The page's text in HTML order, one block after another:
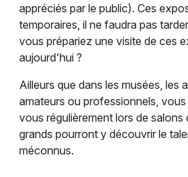
appréciés par le public). Ces
temporaires, il ne faudra pas
vous prépariez une visite de ces
aujourd'hui ?
Ailleurs que dans les musées, les
amateurs ou professionnels,
vous régulièrement lors de salons
grands pourront y découvrir le
méconnus.